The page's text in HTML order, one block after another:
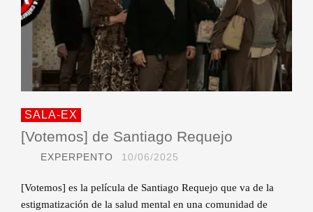
SALA-EX
[Votemos] de Santiago Requejo
EXPERPENTO 10/06/2025
[Votemos] es la película de Santiago Requejo que va de la
estigmatización de la salud mental en una comunidad de